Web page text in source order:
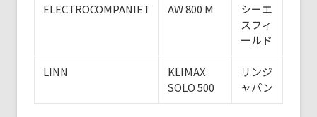
ELECTROCOMPANIET AW 800 M
シーエ
スフィ
ールド
LINN
KLIMAX
SOLO 500
リンジ
ャパン